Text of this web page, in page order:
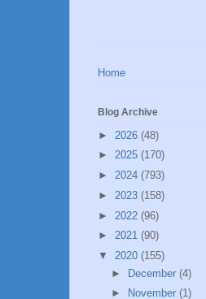
Home
Blog Archive
► 2026 (48)
► 2025 (170)
► 2024 (793)
► 2023 (158)
► 2022 (96)
► 2021 (90)
▼ 2020 (155)
► December (4)
►
November (1)